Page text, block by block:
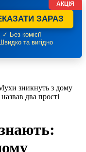
ЗАРАЗ
✓ Без комісії
та вигідно
АКЦІЯ
зникнуть з дому
два прості